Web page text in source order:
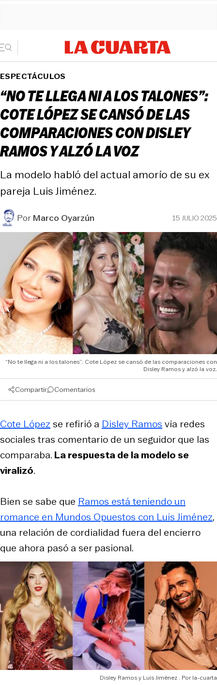
ESPECTÁCULOS
“NO TE LLEGA NI A LOS TALONES”:
COTE LÓPEZ SE CANSÓ DE LAS
COMPARACIONES CON DISLEY
RAMOS Y ALZÓ LA VOZ
La modelo habló del actual amorío de su ex
pareja Luis Jiménez.
PorMarco Oyarzún 15 JULIO 2025
“No te llega ni a los talones”: Cote López se cansó de las comparaciones con
Disley Ramos y alzó la voz.
Compartir Comentarios
Cote López se refirió a Disley Ramos vía redes
sociales tras comentario de un seguidor que las
comparaba. La respuesta de la modelo se
viralizó.
Bien se sabe que Ramos está teniendo un
romance en Mundos Opuestos con Luis Jiménez,
una relación de cordialidad fuera del encierro
que ahora pasó a ser pasional.
Disley Ramos y Luis Jiménez la-cuarta